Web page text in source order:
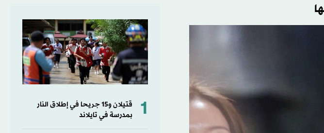
1
قتيلان و15 جريحا في إطلاق النار
بمدرسة في تايلاند